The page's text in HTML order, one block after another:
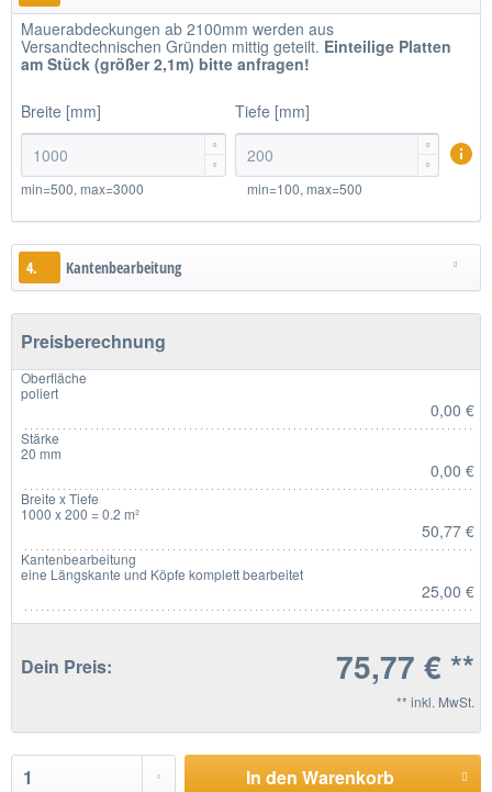
Mauerabdeckungen ab 2100mm werden aus
Versandtechnischen Gründen mittig geteilt. Einteilige Platten
am Stück (größer 2,1m) bitte anfragen!
Breite [mm]


Tiefe [mm]


min=500, max=3000 min=100, max=500
4. Kantenbearbeitung
Preisberechnung
Oberfläche
poliert
0,00 €
Stärke
20 mm
0,00 €
Breite x Tiefe
1000 x 200 = 0.2 m²
50,77 €
Kantenbearbeitung
eine Längskante und Köpfe komplett bearbeitet
25,00 €
Dein Preis: 75,77 € **
** inkl. MwSt.
In den Warenkorb